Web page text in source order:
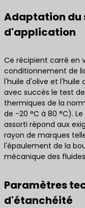
Adaptation du
d'application
Ce récipient carré en
conditionnement de
l'huile d'olive et l'huile
avec succès le test
thermiques de la
de -20 °C à 80 °C).
assorti répond aux
rayon de marques
l'épaulement de la
mécanique des
Paramètres
d'étanchéité